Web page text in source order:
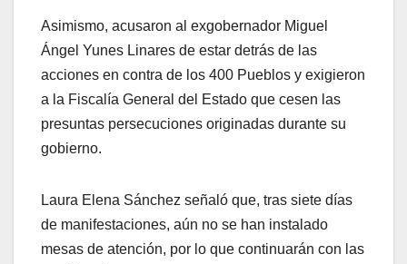
Asimismo, acusaron al exgobernador Miguel
Ángel Yunes Linares de estar detrás de las
acciones en contra de los 400 Pueblos y exigieron
a la Fiscalía General del Estado que cesen las
presuntas persecuciones originadas durante su
gobierno.
Laura Elena Sánchez señaló que, tras siete días
de manifestaciones, aún no se han instalado
mesas de atención, por lo que continuarán con las